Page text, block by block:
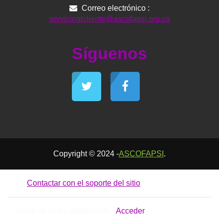
Correo electrónico :
servicioalcliente@ascofapsi.org.co
Síguenos
Copyright © 2024 -ASCOFAPSI .
Contactar con el soporte del sitio
Acceder